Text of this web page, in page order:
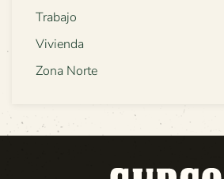
Trabajo
Vivienda
Zona Norte